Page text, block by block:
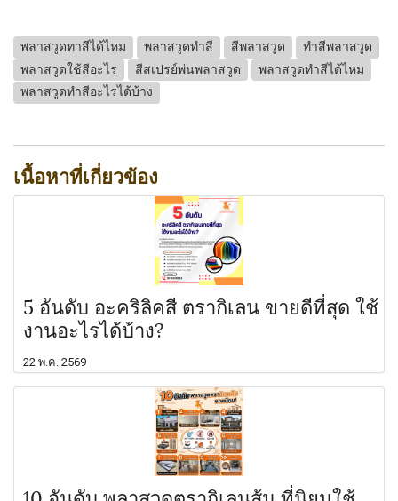
พลาสวูดทาสีได้ไหม พลาสวูดทำสี สีพลาสวูด
ทำสีพลาสวูด
พลาสวูดใช้สีอะไร
สีสเปรย์พ่นพลาสวูด
พลาสวูดทำสีได้ไหม
พลาสวูดทำสีอะไรได้บ้าง
เนื้อหาที่เกี่ยวข้อง
5 อันดับ อะคริลิคสี ตรากิเลน ขายดีที่สุด ใช้
งานอะไรได้บ้าง?
22 พ.ค. 2569